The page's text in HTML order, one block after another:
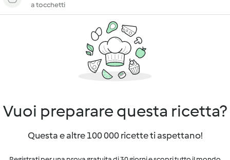
a tocchetti
Vuoi preparare questa ricetta?
Questa e altre 100 000 ricette ti aspettano!